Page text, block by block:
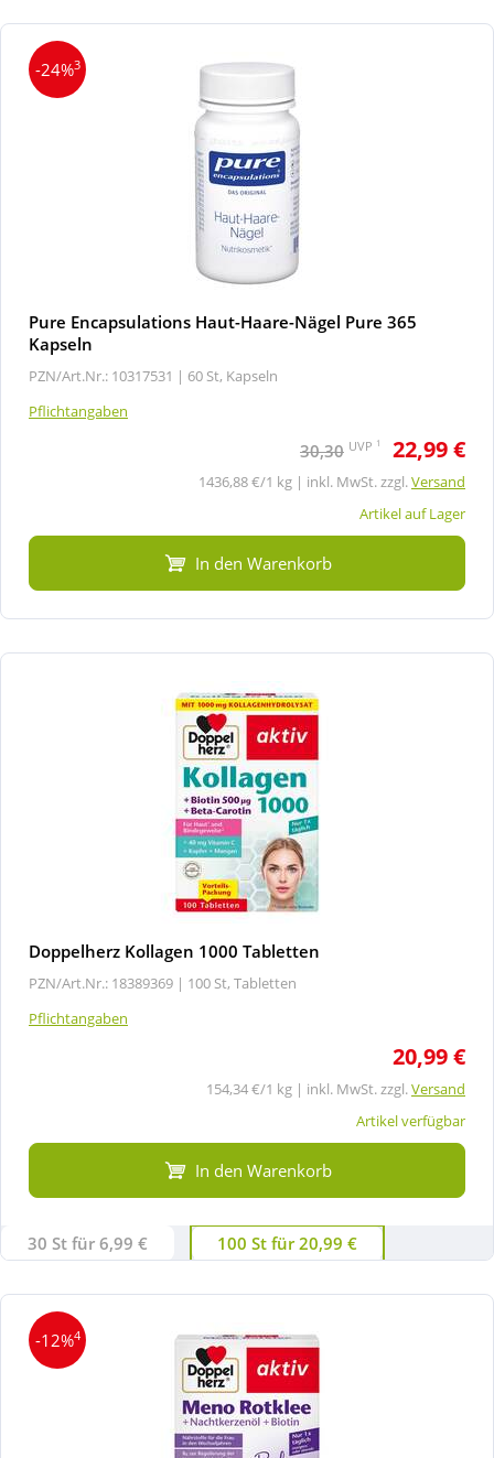
-24%3
Pure Encapsulations Haut-Haare-Nägel Pure 365
Kapseln
PZN/Art.Nr.: 10317531 | 60 St, Kapseln
Pflichtangaben
30,30 UVP 1 22,99 €
1436,88 €/1 kg | inkl. MwSt. zzgl.Versand
Artikel auf Lager
In den Warenkorb
Doppelherz Kollagen 1000 Tabletten
PZN/Art.Nr.: 18389369 | 100 St, Tabletten
Pflichtangaben
20,99 €
154,34 €/1 kg | inkl. MwSt. zzgl.Versand
Artikel verfügbar
In den Warenkorb
30 St für 6,99 € 100 St für 20,99 €
-12%4